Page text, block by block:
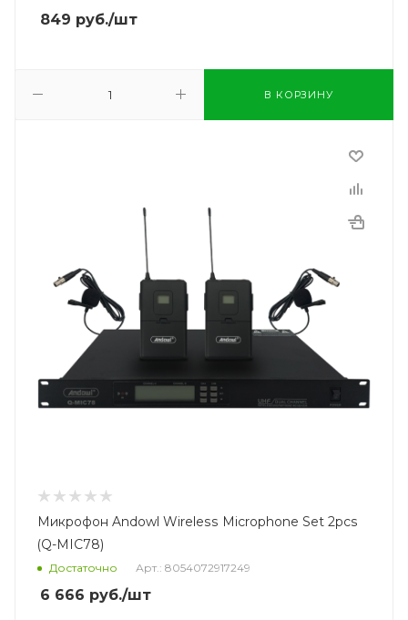
849 руб./шт
В КОРЗИНУ
Микрофон Andowl Wireless Microphone Set 2pcs
(Q-MIC78)
Достаточно Арт.: 8054072917249
6 666 руб./шт